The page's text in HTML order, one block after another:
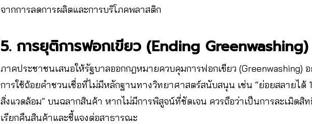
จากการลดการผลิตและการบริโภคพลาสติก
5. การยุติการฟอกเขียว (Ending Greenwashing)
ภาคประชาชนเสนอให้รัฐบาลออกกฎหมายควบคุมการฟอกเขียว (Greenwashing)
การใช้ถ้อยคำชวนเชื่อที่ไม่มีหลักฐานทางวิทยาศาสตร์สนับสนุน เช่น “ย่อยสลายได้
สิ่งแวดล้อม” บนฉลากสินค้า หากไม่มีการพิสูจน์ที่ชัดเจน ควรถือว่าเป็นการละเมิดสิ
เรียกคืนสินค้าและชี้แจงต่อสาธารณะ